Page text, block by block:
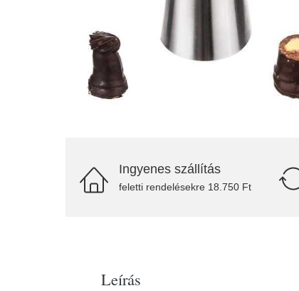
Ingyenes szállítás
feletti rendelésekre 18.750 Ft
Leírás